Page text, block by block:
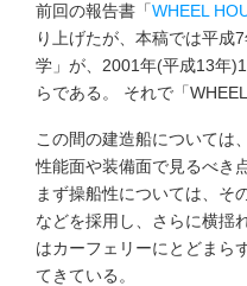
前回の報告書「WHEEL
り上げたが、本稿では平成
学」が、2001年(平成13年
らである。 それで「
この間の建造船については
性能面や装備面で見るべき
まず操船性については、そ
などを採用し、さらに横揺
はカーフェリーにとどまら
てきている。